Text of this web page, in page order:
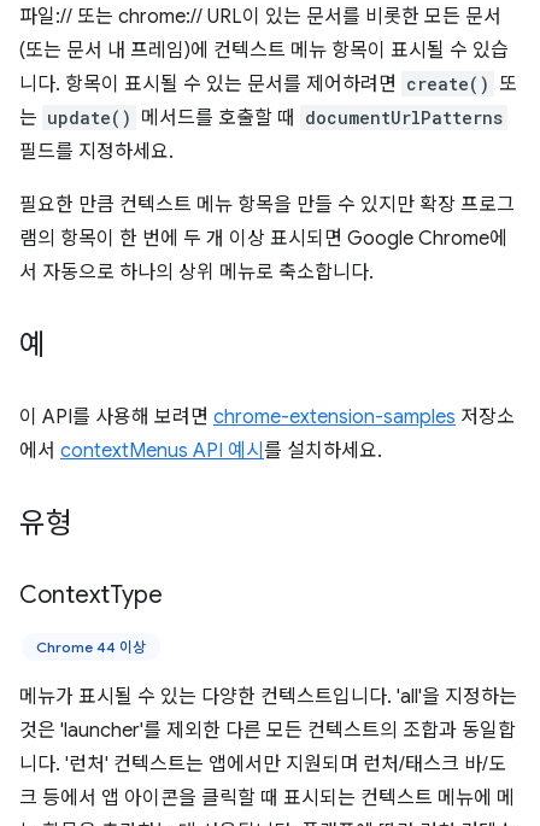
파일:// 또는 chrome:// URL이 있는 문서를 비롯한 모든 문서
(또는 문서 내 프레임)에 컨텍스트 메뉴 항목이 표시될 수 있습
니다. 항목이 표시될 수 있는 문서를 제어하려면 create() 또
는 update() 메서드를 호출할 때 documentUrlPatterns
필드를 지정하세요.
필요한 만큼 컨텍스트 메뉴 항목을 만들 수 있지만 확장 프로그
램의 항목이 한 번에 두 개 이상 표시되면 Google Chrome에
서 자동으로 하나의 상위 메뉴로 축소합니다.
예
이 API를 사용해 보려면 chrome-extension-samples 저장소
에서 contextMenus API 예시 를 설치하세요.
유형
ContextType
Chrome 44 이상
메뉴가 표시될 수 있는 다양한 컨텍스트입니다. 'all'을 지정하는
것은 'launcher'를 제외한 다른 모든 컨텍스트의 조합과 동일합
니다. '런처' 컨텍스트는 앱에서만 지원되며 런처/태스크 바/도
크 등에서 앱 아이콘을 클릭할 때 표시되는 컨텍스트 메뉴에 메